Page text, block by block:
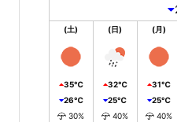
(土)
35℃
26℃
30%
(日)
32℃
25℃
40%
(月)
31℃
25℃
40%